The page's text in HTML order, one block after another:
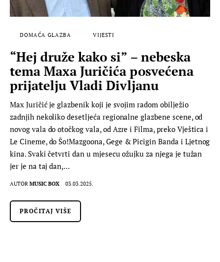
DOMAĆA GLAZBA VIJESTI
“Hej druže kako si” – nebeska
tema Maxa Juričića posvećena
prijatelju Vladi Divljanu
Max Juričić je glazbenik koji je svojim radom obilježio
zadnjih nekoliko desetljeća regionalne glazbene scene, od
novog vala do otočkog vala, od Azre i Filma, preko Vještica i
Le Cineme, do Šo!Mazgoona, Gege & Picigin Banda i Ljetnog
kina. Svaki četvrti dan u mjesecu ožujku za njega je tužan
jer je na taj dan,…
AUTOR MUSIC BOX 03.03.2025.
PROČITAJ VIŠE